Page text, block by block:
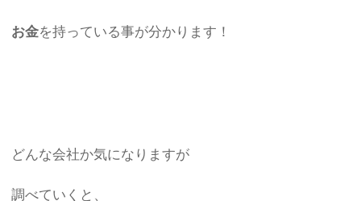
お金を持っている事が分かります！
どんな会社か気になりますが
調べていくと、